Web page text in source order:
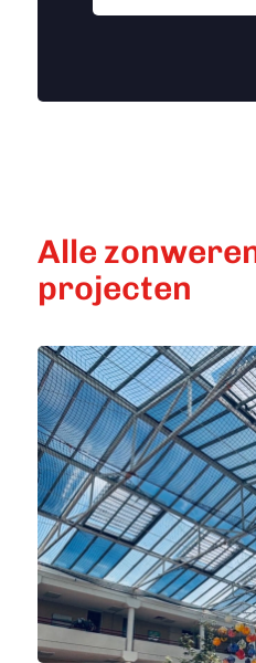
Alle
projecten